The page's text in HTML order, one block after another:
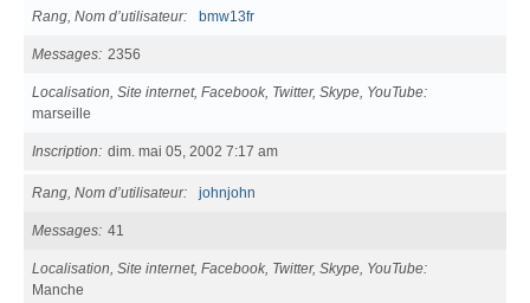
Rang, Nom d’utilisateur bmw13fr
Messages 2356
Localisation, Site internet, Facebook, Twitter, Skype, YouTube
marseille
Inscription dim. mai 05, 2002 7:17 am
Rang, Nom d’utilisateur johnjohn
Messages 41
Localisation, Site internet, Facebook, Twitter, Skype, YouTube
Manche